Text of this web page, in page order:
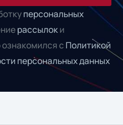
персональных
рассылоки
с Политикой
персональных данных